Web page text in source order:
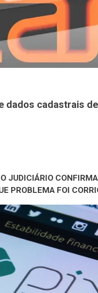
dados cadastrais
JUDICIÁRIO
PROBLEMA FOI